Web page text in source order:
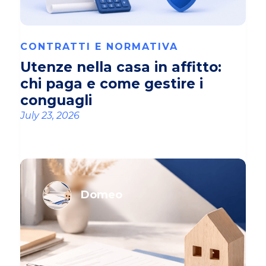
CONTRATTI E NORMATIVA
Utenze nella casa in affitto:
chi paga e come gestire i
conguagli
July 23, 2026
Domeo